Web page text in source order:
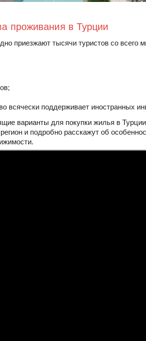
проживания в Турции
приезжают тысячи туристов со всего
всячески поддерживает иностранных
варианты для покупки жилья в
и подробно расскажут об